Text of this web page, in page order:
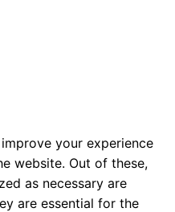
your experience
website. Out of these,
as necessary are
are essential for the